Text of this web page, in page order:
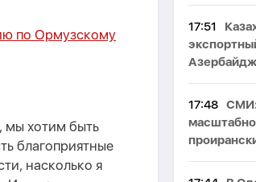
по Ормузскому
мы хотим быть
благоприятные
насколько я
17:51
17:48 СМИ: